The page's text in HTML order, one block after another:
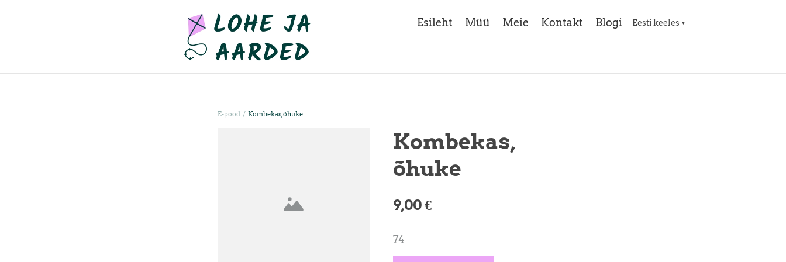
Esileht Müü Meie Kontakt Blogi Eesti keeles ▼
E-pood / Kombekas, õhuke
Kombekas,
õhuke
9,00 €
74